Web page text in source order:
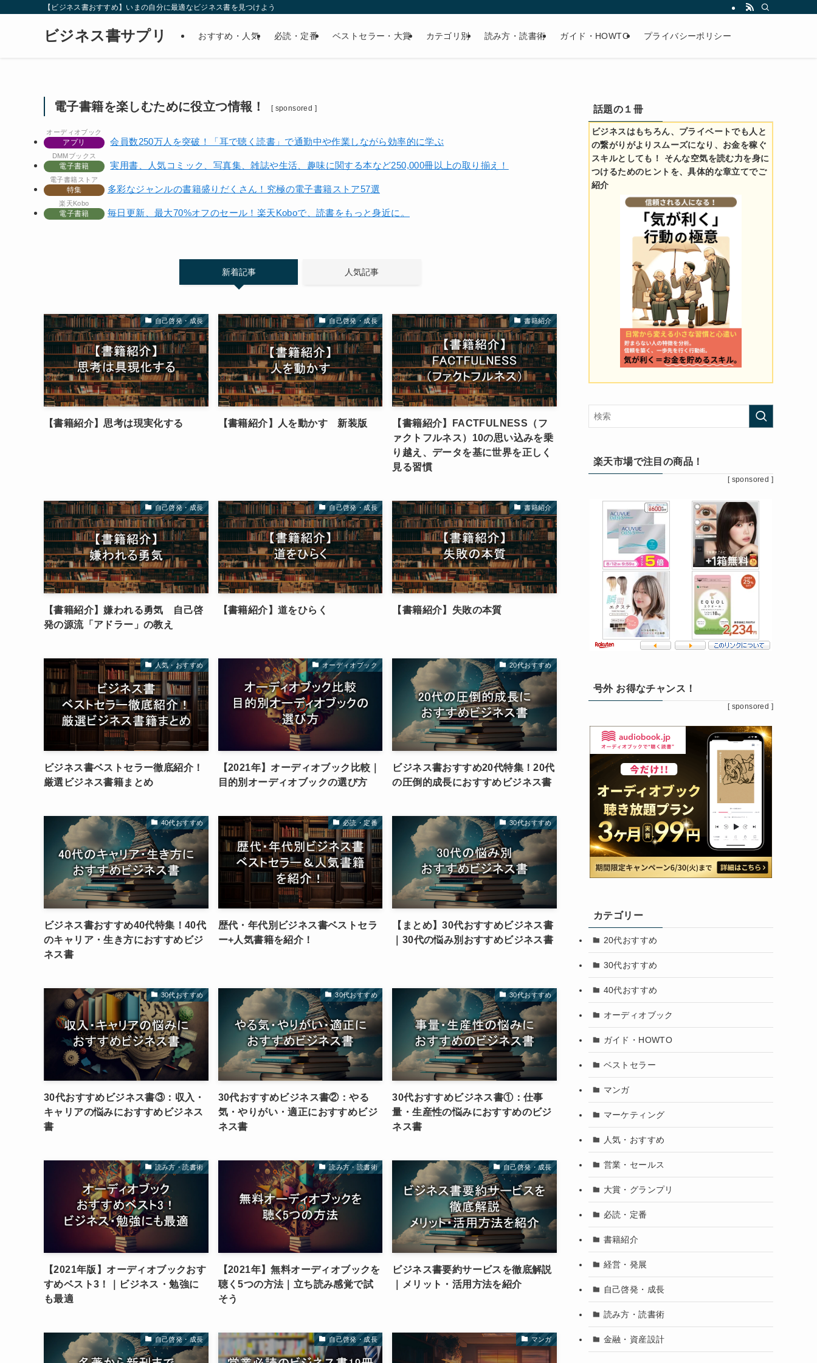
【ビジネス書おすすめ】いまの自分に最適なビジネス書を見つけよう
ビジネス書サプリ おすすめ・人気 必読・定番 ベストセラー・大賞 カテゴリ別 読み方・読書術 ガイド・HOWTO プライバシーポリシー
電子書籍を楽しむために役立つ情報！ [ sponsored ]
アプリ
オーディオブック
会員数250万人を突破！「耳で聴く読書」で通勤中や作業しながら効率的に学ぶ
電子書籍
DMMブックス
実用書、人気コミック、写真集、雑誌や生活、趣味に関する本など250,000冊以上の取り揃え！
特集
電子書籍ストア
多彩なジャンルの書籍盛りだくさん！究極の電子書籍ストア57選
電子書籍
楽天Kobo
毎日更新、最大70%オフのセール！楽天Koboで、読書をもっと身近に。
新着記事 人気記事
自己啓発・成長
【書籍紹介】思考は現実化する
自己啓発・成長
【書籍紹介】人を動かす 新装版
書籍紹介
【書籍紹介】FACTFULNESS（フ
ァクトフルネス）10の思い込みを乗
り越え、データを基に世界を正しく
見る習慣
自己啓発・成長
【書籍紹介】嫌われる勇気 自己啓
発の源流「アドラー」の教え
自己啓発・成長
【書籍紹介】道をひらく
書籍紹介
【書籍紹介】失敗の本質
人気・おすすめ
ビジネス書ベストセラー徹底紹介！
厳選ビジネス書籍まとめ
オーディオブック
【2021年】オーディオブック比較｜
目的別オーディオブックの選び方
20代おすすめ
ビジネス書おすすめ20代特集！20代
の圧倒的成長におすすめビジネス書
40代おすすめ
ビジネス書おすすめ40代特集！40代
のキャリア・生き方におすすめビジ
ネス書
必読・定番
歴代・年代別ビジネス書ベストセラ
ー+人気書籍を紹介！
30代おすすめ
【まとめ】30代おすすめビジネス書
｜30代の悩み別おすすめビジネス書
30代おすすめ
30代おすすめビジネス書③：収入・
キャリアの悩みにおすすめビジネス
書
30代おすすめ
30代おすすめビジネス書②：やる
気・やりがい・適正におすすめビジ
ネス書
30代おすすめ
30代おすすめビジネス書①：仕事
量・生産性の悩みにおすすめのビジ
ネス書
読み方・読書術
【2021年版】オーディオブックおす
すめベスト3！｜ビジネス・勉強に
も最適
読み方・読書術
【2021年】無料オーディオブックを
聴く5つの方法｜立ち読み感覚で試
そう
自己啓発・成長
ビジネス書要約サービスを徹底解説
｜メリット・活用方法を紹介
自己啓発・成長 自己啓発・成長 マンガ
話題の１冊
ビジネスはもちろん、プライベートでも人と
の繋がりがよりスムーズになり、お金を稼ぐ
スキルとしても！ そんな空気を読む力を身に
つけるためのヒントを、具体的な章立てでご
紹介
楽天市場で注目の商品！
[ sponsored ]
号外 お得なチャンス！
[ sponsored ]
カテゴリー
20代おすすめ
30代おすすめ
40代おすすめ
オーディオブック
ガイド・HOWTO
ベストセラー
マンガ
マーケティング
人気・おすすめ
営業・セールス
大賞・グランプリ
必読・定番
書籍紹介
経営・発展
自己啓発・成長
読み方・読書術
金融・資産設計